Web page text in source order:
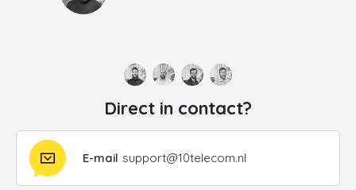
Direct in contact?
E-mail support@10telecom.nl